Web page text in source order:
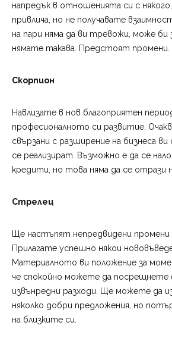
напредък в отношенията си с
привлича, но не получавате
на пари няма да ви тревожи, може
нямате такава. Предстоят промени.
Скорпион
Навлизате в нов благоприятен
професионалното си развитие.
свързани с разширение на бизнеса
се реализират. Възможно е да се
кредити, но това няма да се отрази
Стрелец
Ще настъпят непредвидени промени
Прилагате успешно някои
Материалното ви положение за
че спокойно можете да посрещнете
извънредни разходи. Ще можете да
няколко добри предложения, но
на близките си.